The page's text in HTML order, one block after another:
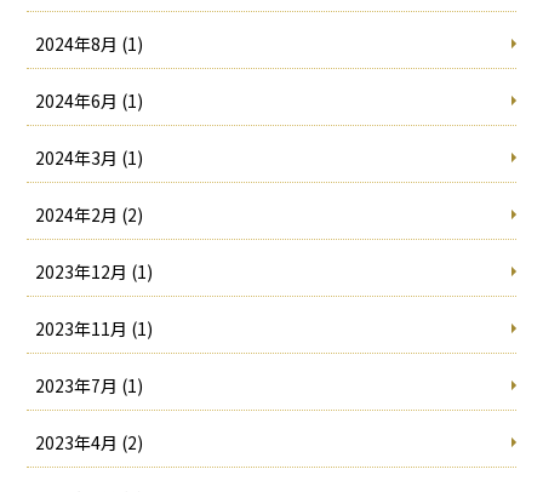
2024年8月 (1)
2024年6月 (1)
2024年3月 (1)
2024年2月 (2)
2023年12月 (1)
2023年11月 (1)
2023年7月 (1)
2023年4月 (2)